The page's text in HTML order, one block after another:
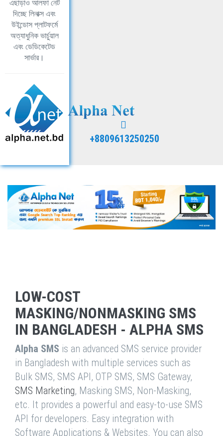
এছাড়াও আলফা নেট
দিচ্ছে লিনাক্স এবং
উইন্ডোস প্লাটফর্মে
অত্যাধুনিক ভার্চুয়াল
এবং ডেডিকেটেড
সার্ভার।
+8809613250250
LOW-COST
MASKING/NONMASKING SMS
IN BANGLADESH - ALPHA SMS
Alpha SMS is an advanced SMS service provider
in Bangladesh with multiple services such as
Bulk SMS, SMS API, OTP SMS, SMS Gateway,
SMS Marketing, Masking SMS, Non-Masking,
etc. It provides a powerful and easy-to-use SMS
API for developers. Easy integration with
Software Applications & Websites. You can also